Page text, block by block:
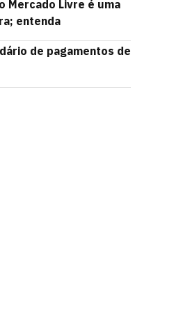
Mercado Livre é uma
entenda
de pagamentos de